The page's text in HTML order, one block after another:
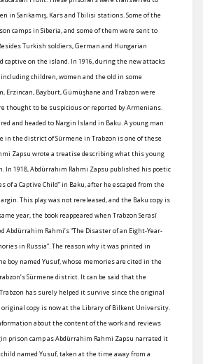
in Sarıkamış, Kars and Tbilisi stations. Some of the
camps in Siberia, and some of them were sent to
Turkish soldiers, German and Hungarian
captive on the island. In 1916, during the new attacks
children, women and the old in some
Erzincan, Bayburt, Gümüşhane and Trabzon were
thought to be suspicious or reported by Armenians.
and headed to Nargin Island in Baku. A young man
in the district of Sürmene in Trabzon is one of these
Zapsu wrote a treatise describing what this young
In 1918, Abdürrahim Rahmi Zapsu published his poetic
of a Captive Child” in Baku, after he escaped from the
This play was not rereleased, and the Baku copy is
year, the book reappeared when Trabzon Serasî
Abdürrahim Rahmi’s “The Disaster of an Eight-Year-
in Russia”. The reason why it was printed in
boy named Yusuf, whose memories are cited in the
Sürmene district. It can be said that the
has surely helped it survive since the original
original copy is now at the Library of Bilkent University.
about the content of the work and reviews
prison camp as Abdürrahim Rahmi Zapsu narrated it
named Yusuf, taken at the time away from a